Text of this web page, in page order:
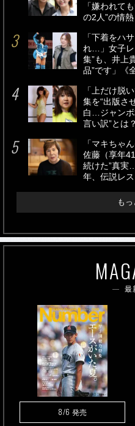
「嫌われて
の2人”の情熱
「下着をハ
れ…」女子レ
集”も、井上
品”です」《
「上だけ脱
集を“出版さ
白…ジャンボ
言い訳”とは？
「マキちゃ
佐藤（享年
続けた”真実
年、伝説レ
も
最
8/6 発売